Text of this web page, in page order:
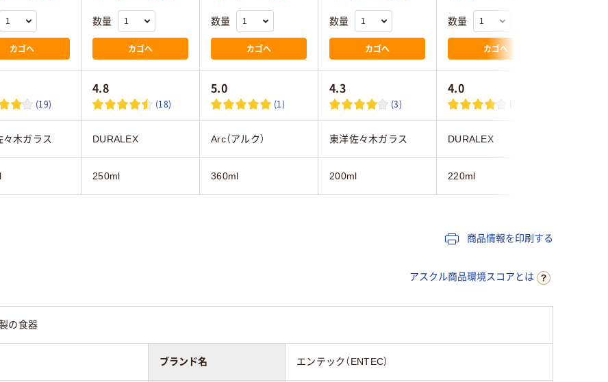
カゴへ
数量
カゴへ
数量
カゴへ
数量
カゴへ
数量
カゴへ
(19)
4.8
(18)
5.0
(1)
4.3
(3)
4.0
(12)
々木ガラス DURALEX Arc（アルク） 東洋佐々木ガラス DURALEX
250ml 360ml 200ml 220ml
商品情報を印刷する
アスクル商品環境スコアとは
の食器
ブランド名 エンテック（ENTEC）